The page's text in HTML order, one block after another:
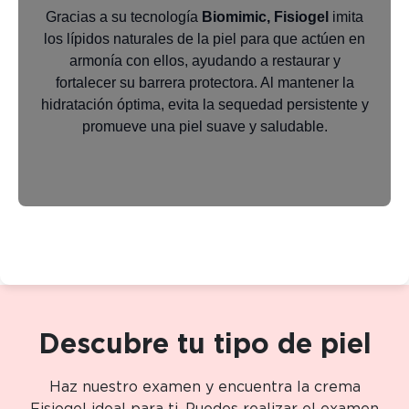
Gracias a su tecnología Biomimic, Fisiogel imita
los lípidos naturales de la piel para que actúen en
armonía con ellos, ayudando a restaurar y
fortalecer su barrera protectora. Al mantener la
hidratación óptima, evita la sequedad persistente y
promueve una piel suave y saludable.
Descubre tu tipo de piel
Haz nuestro examen y encuentra la crema